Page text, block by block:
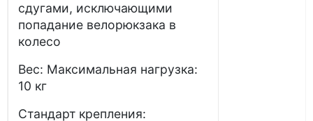
сдугами, исключающими
попадание велорюкзака в
колесо
Вес: Максимальная нагрузка:
10 кг
Стандарт крепления: